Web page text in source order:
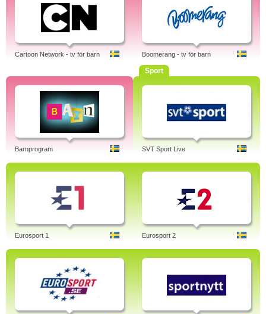
Cartoon Network - tv för barn Boomerang - tv för barn
Barnprogram
Sport
SVT Sport Live
Eurosport 1 Eurosport 2